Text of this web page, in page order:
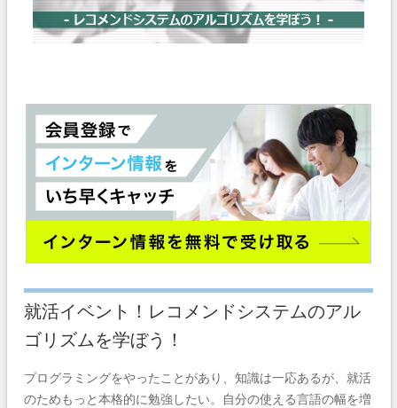
就活イベント！レコメンドシステムのアル
ゴリズムを学ぼう！
プログラミングをやったことがあり、知識は一応あるが、就活
のためもっと本格的に勉強したい。自分の使える言語の幅を増